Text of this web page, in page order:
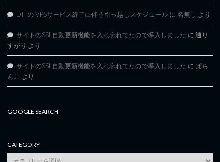
DTI の VPSサービス終了に伴う引っ越しスケジュール に 名無し より
サイトのSSL自動更新機能を入れ忘れてたので導入しました に 通り
すがり より
サイトのSSL自動更新機能を入れ忘れてたので導入しました に ぱち
んこ より
GOOGLE SEARCH
CATEGORY
category